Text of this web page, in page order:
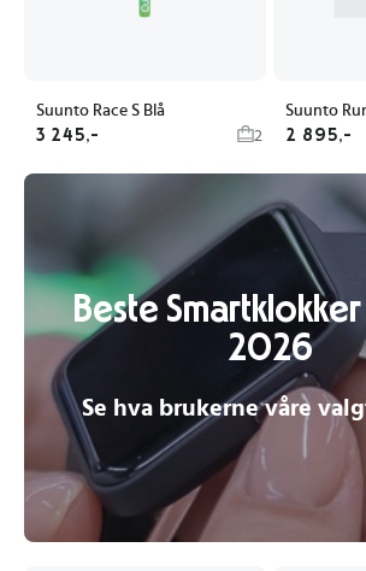
Suunto Race S Blå
3 245,- 2
Suunto
2 895,-
Beste
2026
Se hva brukerne våre